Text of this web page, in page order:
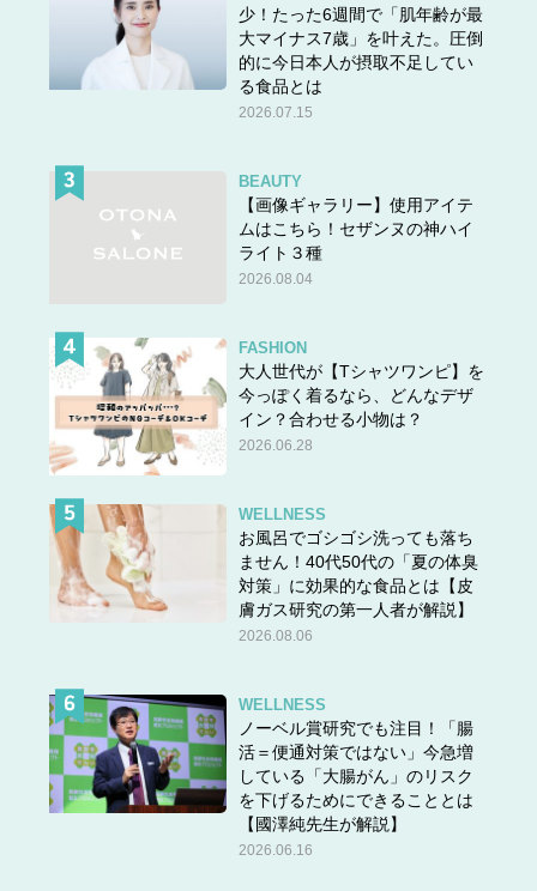
少！たった6週間で「肌年齢が最
大マイナス7歳」を叶えた。圧倒
的に今日本人が摂取不足してい
る食品とは
2026.07.15
BEAUTY
【画像ギャラリー】使用アイテ
ムはこちら！セザンヌの神ハイ
ライト３種
2026.08.04
FASHION
大人世代が【Tシャツワンピ】を
今っぽく着るなら、どんなデザ
イン？合わせる小物は？
2026.06.28
WELLNESS
お風呂でゴシゴシ洗っても落ち
ません！40代50代の「夏の体臭
対策」に効果的な食品とは【皮
膚ガス研究の第一人者が解説】
2026.08.06
WELLNESS
ノーベル賞研究でも注目！「腸
活＝便通対策ではない」今急増
している「大腸がん」のリスク
を下げるためにできることとは
【國澤純先生が解説】
2026.06.16